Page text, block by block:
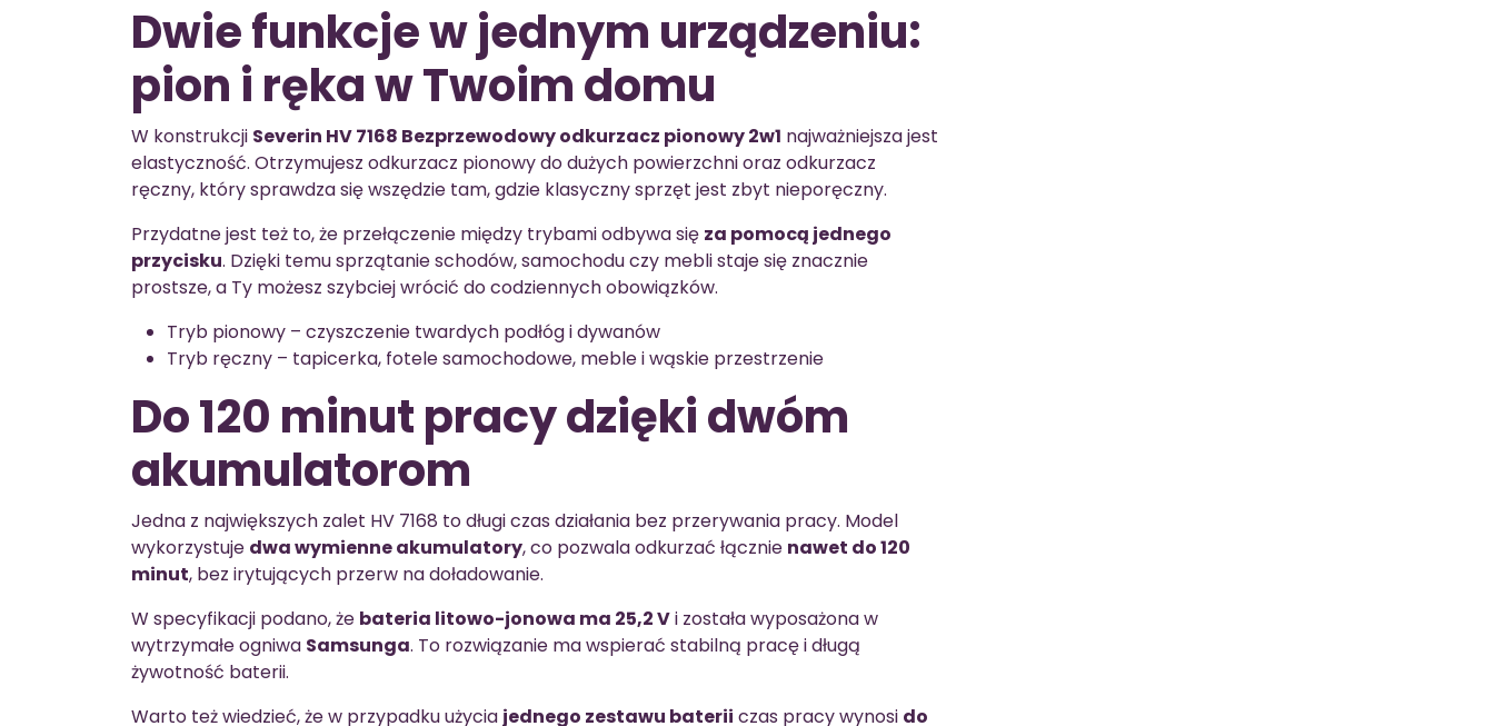
Dwie funkcje w jednym urządzeniu:
pion i ręka w Twoim domu
W konstrukcji Severin HV 7168 Bezprzewodowy odkurzacz pionowy 2w1 najważniejsza jest
elastyczność. Otrzymujesz odkurzacz pionowy do dużych powierzchni oraz odkurzacz
ręczny, który sprawdza się wszędzie tam, gdzie klasyczny sprzęt jest zbyt nieporęczny.
Przydatne jest też to, że przełączenie między trybami odbywa się za pomocą jednego
przycisku. Dzięki temu sprzątanie schodów, samochodu czy mebli staje się znacznie
prostsze, a Ty możesz szybciej wrócić do codziennych obowiązków.
Tryb pionowy – czyszczenie twardych podłóg i dywanów
Tryb ręczny – tapicerka, fotele samochodowe, meble i wąskie przestrzenie
Do 120 minut pracy dzięki dwóm
akumulatorom
Jedna z największych zalet HV 7168 to długi czas działania bez przerywania pracy. Model
wykorzystuje dwa wymienne akumulatory, co pozwala odkurzać łącznie nawet do 120
minut, bez irytujących przerw na doładowanie.
W specyfikacji podano, że bateria litowo-jonowa ma 25,2 Vi została wyposażona w
wytrzymałe ogniwa Samsunga. To rozwiązanie ma wspierać stabilną pracę i długą
żywotność baterii.
Warto też wiedzieć, że w przypadku użycia jednego zestawu baterii czas pracy wynosi do